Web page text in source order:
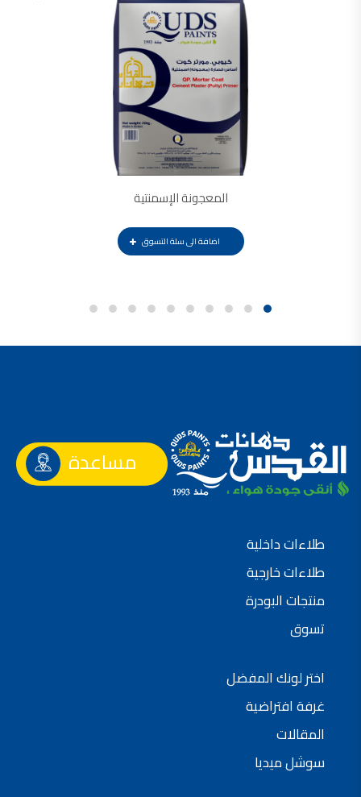
المعجونة الإسمنتية
اضافة الى سلة التسوق
مساعدة
طلاءات داخلية
طلاءات خارجية
منتجات البودرة
تسوق
اختر لونك المفضل
غرفة افتراضية
المقالات
سوشل ميديا